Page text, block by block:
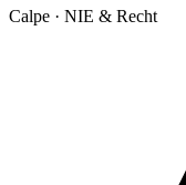
Calpe · NIE & Recht